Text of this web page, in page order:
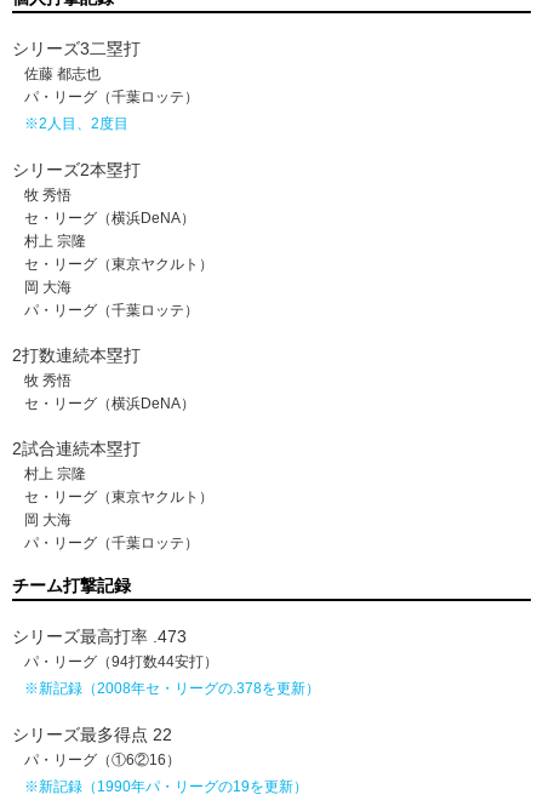
シリーズ3二塁打
佐藤 都志也
パ・リーグ（千葉ロッテ）
※2人目、2度目
シリーズ2本塁打
牧 秀悟
セ・リーグ（横浜DeNA）
村上 宗隆
セ・リーグ（東京ヤクルト）
岡 大海
パ・リーグ（千葉ロッテ）
2打数連続本塁打
牧 秀悟
セ・リーグ（横浜DeNA）
2試合連続本塁打
村上 宗隆
セ・リーグ（東京ヤクルト）
岡 大海
パ・リーグ（千葉ロッテ）
チーム打撃記録
シリーズ最高打率 .473
パ・リーグ（94打数44安打）
※新記録（2008年セ・リーグの.378を更新）
シリーズ最多得点 22
パ・リーグ（①6②16）
※新記録（1990年パ・リーグの19を更新）